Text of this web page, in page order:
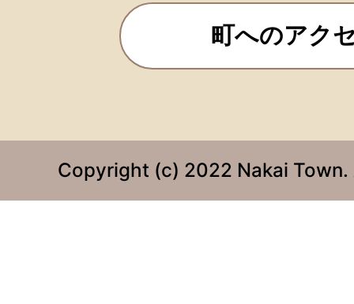
町へのアク
Copyright (c) 2022 Nakai Town.